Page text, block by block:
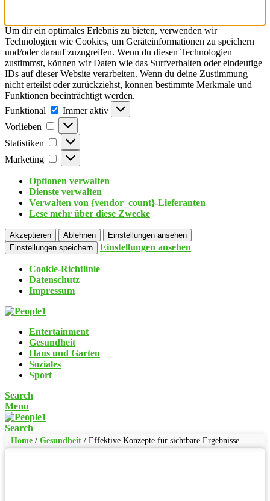
Um dir ein optimales Erlebnis zu bieten, verwenden wir
Technologien wie Cookies, um Geräteinformationen zu speichern
und/oder darauf zuzugreifen. Wenn du diesen Technologien
zustimmst, können wir Daten wie das Surfverhalten oder eindeutige
IDs auf dieser Website verarbeiten. Wenn du deine Zustimmung
nicht erteilst oder zurückziehst, können bestimmte Merkmale und
Funktionen beeinträchtigt werden.
Funktional
Immer aktiv
Vorlieben
Statistiken
Marketing
Optionen verwalten
Dienste verwalten
Verwalten von {vendor_count}-Lieferanten
Lese mehr über diese Zwecke
Akzeptieren Ablehnen
Einstellungen ansehen
Einstellungen speichern
Einstellungen ansehen
Cookie-Richtlinie
Datenschutz
Impressum
Entertainment
Gesundheit
Haus und Garten
Soziales
Sport
Search
Menu
Search
Home / Gesundheit / Effektive Konzepte für sichtbare Ergebnisse